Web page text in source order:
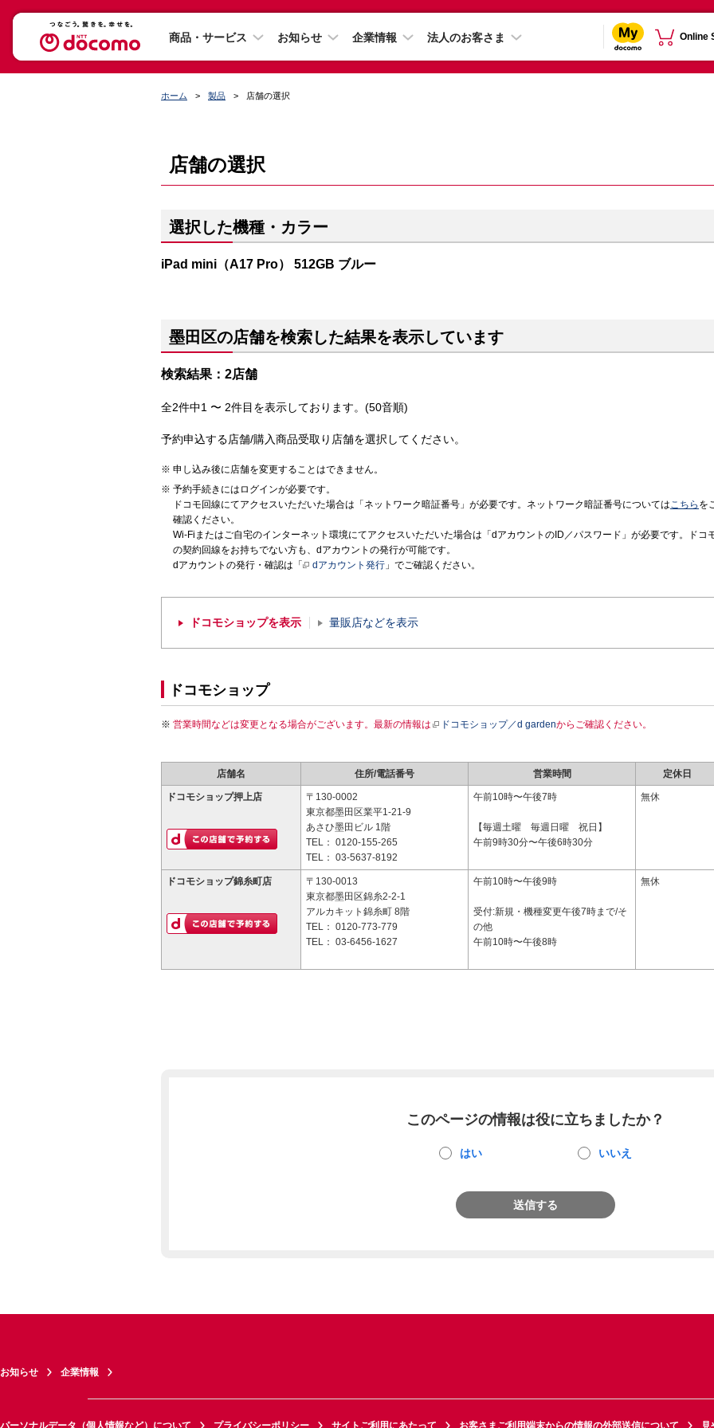
商品・サービス お知らせ 企業情報 法人のお客さま Online
ホーム 製品 店舗の選択
店舗の選択
選択した機種・カラー
iPad mini（A17 Pro） 512GB ブルー
墨田区の店舗を検索した結果を表示しています
検索結果：2店舗
全2件中1 〜 2件目を表示しております。(50音順)
予約申込する店舗/購入商品受取り店舗を選択してください。
申し込み後に店舗を変更することはできません。
予約手続きにはログインが必要です。
ドコモ回線にてアクセスいただいた場合は「ネットワーク暗証番号」が必要です。ネットワーク暗証番号についてはこちら を
確認ください。
Wi-Fiまたはご自宅のインターネット環境にてアクセスいただいた場合は「dアカウントのID／パスワード」が必要です。ドコ
の契約回線をお持ちでない方も、dアカウントの発行が可能です。
dアカウントの発行・確認は「
dアカウント発行 」でご確認ください。
ドコモショップを表示 量販店などを表示
ドコモショップ
営業時間などは変更となる場合がございます。最新の情報は ドコモショップ／d gardenからご確認ください。
店舗名 住所/電話番号 営業時間 定休日
ドコモショップ押上店
〒130-0002
東京都墨田区業平1-21-9
あさひ墨田ビル 1階
TEL： 0120-155-265
TEL： 03-5637-8192
午前10時〜午後7時
【毎週土曜 毎週日曜 祝日】
午前9時30分〜午後6時30分
無休
ドコモショップ錦糸町店
〒130-0013
東京都墨田区錦糸2-2-1
アルカキット錦糸町 8階
TEL： 0120-773-779
TEL： 03-6456-1627
午前10時〜午後9時
受付:新規・機種変更午後7時まで/そ
の他
午前10時〜午後8時
無休
このページの情報は役に立ちましたか？
はい いいえ
送信する
お知らせ 企業情報
パーソナルデータ（個人情報など）について プライバシーポリシー サイトご利用にあたって お客さまご利用端末からの情報の外部送信について 見